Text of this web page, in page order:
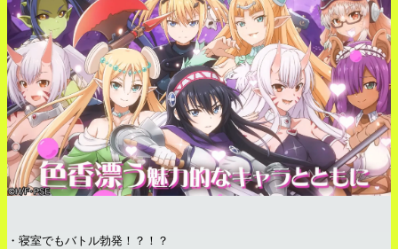
・寝室でもバトル勃発！？！？